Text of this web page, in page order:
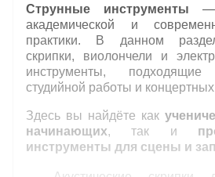
Струнные инструменты —
академической и
практики. В данном
скрипки, виолончели и
инструменты,
студийной работы и
Здесь вы найдёте как
начинающих, так и
инструменты для сцены и